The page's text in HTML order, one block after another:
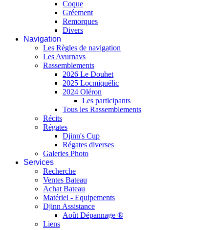
Coque
Gréement
Remorques
Divers
Navigation
Les Règles de navigation
Les Avurnavs
Rassemblements
2026 Le Douhet
2025 Locmiquélic
2024 Oléron
Les participants
Tous les Rassemblements
Récits
Régates
Djinn's Cup
Régates diverses
Galeries Photo
Services
Recherche
Ventes Bateau
Achat Bateau
Matériel - Equipements
Djinn Assistance
Août Dépannage ®
Liens